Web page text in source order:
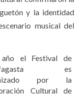
y la identidad
musical del
año el Festival de
es
por la
Cultural de